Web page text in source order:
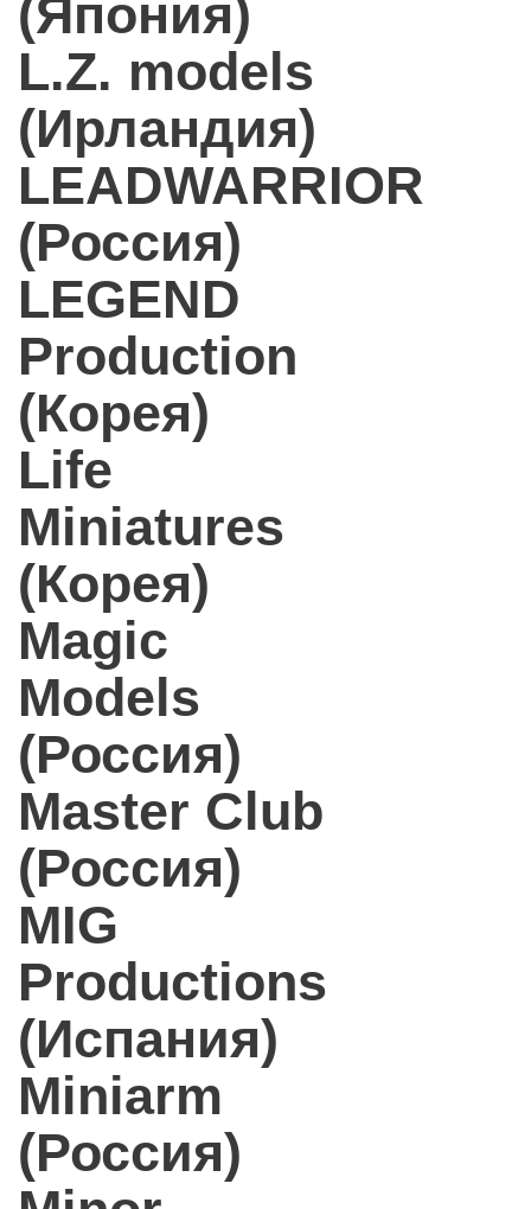
(Япония)
L.Z. models
(Ирландия)
LEADWARRIOR
(Россия)
LEGEND
Production
(Корея)
Life
Miniatures
(Корея)
Magic
Models
(Россия)
Master Club
(Россия)
MIG
Productions
(Испания)
Miniarm
(Россия)